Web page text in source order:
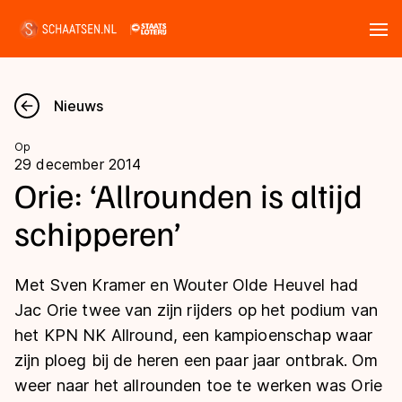
Nieuws
Kalender
Disciplines
Langebaan
Shorttrack
Inlineskaten
Uitslagen
Langebaan
Shorttrack
Marathon
Tijden & historie
Ranglijsten Langebaan
Nieuws
Op
29 december 2014
Orie: ‘Allrounden is altijd
schipperen’
Met Sven Kramer en Wouter Olde Heuvel had
Jac Orie twee van zijn rijders op het podium van
het KPN NK Allround, een kampioenschap waar
zijn ploeg bij de heren een paar jaar ontbrak. Om
weer naar het allrounden toe te werken was Orie